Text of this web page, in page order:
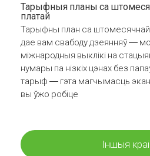
Тарыфныя планы са
платай
Тарыфны план са штомесячнай
дае вам свабоду дзеянняў —
міжнародныя выклікі на
нумары па нізкіх цэнах без
тарыф — гэта магчымасць
вы ўжо робіце
Іншыя